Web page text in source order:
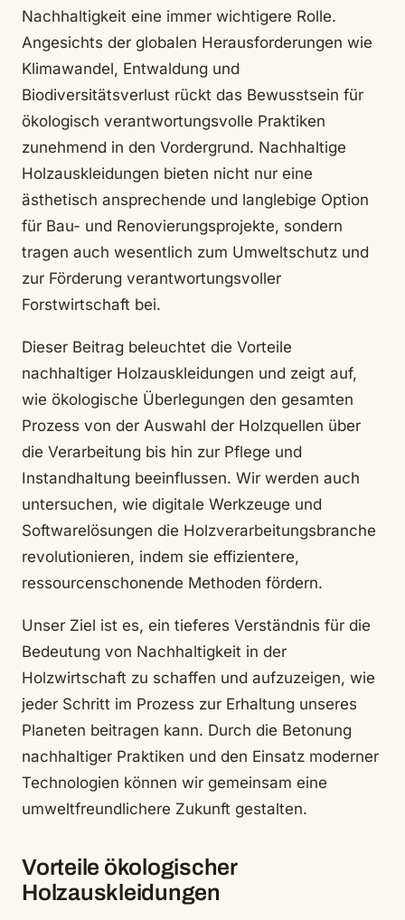
Nachhaltigkeit eine immer wichtigere Rolle.
Angesichts der globalen Herausforderungen wie
Klimawandel, Entwaldung und
Biodiversitätsverlust rückt das Bewusstsein für
ökologisch verantwortungsvolle Praktiken
zunehmend in den Vordergrund. Nachhaltige
Holzauskleidungen bieten nicht nur eine
ästhetisch ansprechende und langlebige Option
für Bau- und Renovierungsprojekte, sondern
tragen auch wesentlich zum Umweltschutz und
zur Förderung verantwortungsvoller
Forstwirtschaft bei.
Dieser Beitrag beleuchtet die Vorteile
nachhaltiger Holzauskleidungen und zeigt auf,
wie ökologische Überlegungen den gesamten
Prozess von der Auswahl der Holzquellen über
die Verarbeitung bis hin zur Pflege und
Instandhaltung beeinflussen. Wir werden auch
untersuchen, wie digitale Werkzeuge und
Softwarelösungen die Holzverarbeitungsbranche
revolutionieren, indem sie effizientere,
ressourcenschonende Methoden fördern.
Unser Ziel ist es, ein tieferes Verständnis für die
Bedeutung von Nachhaltigkeit in der
Holzwirtschaft zu schaffen und aufzuzeigen, wie
jeder Schritt im Prozess zur Erhaltung unseres
Planeten beitragen kann. Durch die Betonung
nachhaltiger Praktiken und den Einsatz moderner
Technologien können wir gemeinsam eine
umweltfreundlichere Zukunft gestalten.
Vorteile ökologischer
Holzauskleidungen